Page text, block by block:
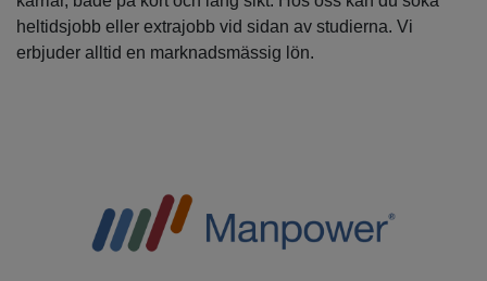
heltidsjobb eller extrajobb vid sidan av studierna. Vi
erbjuder alltid en marknadsmässig lön.